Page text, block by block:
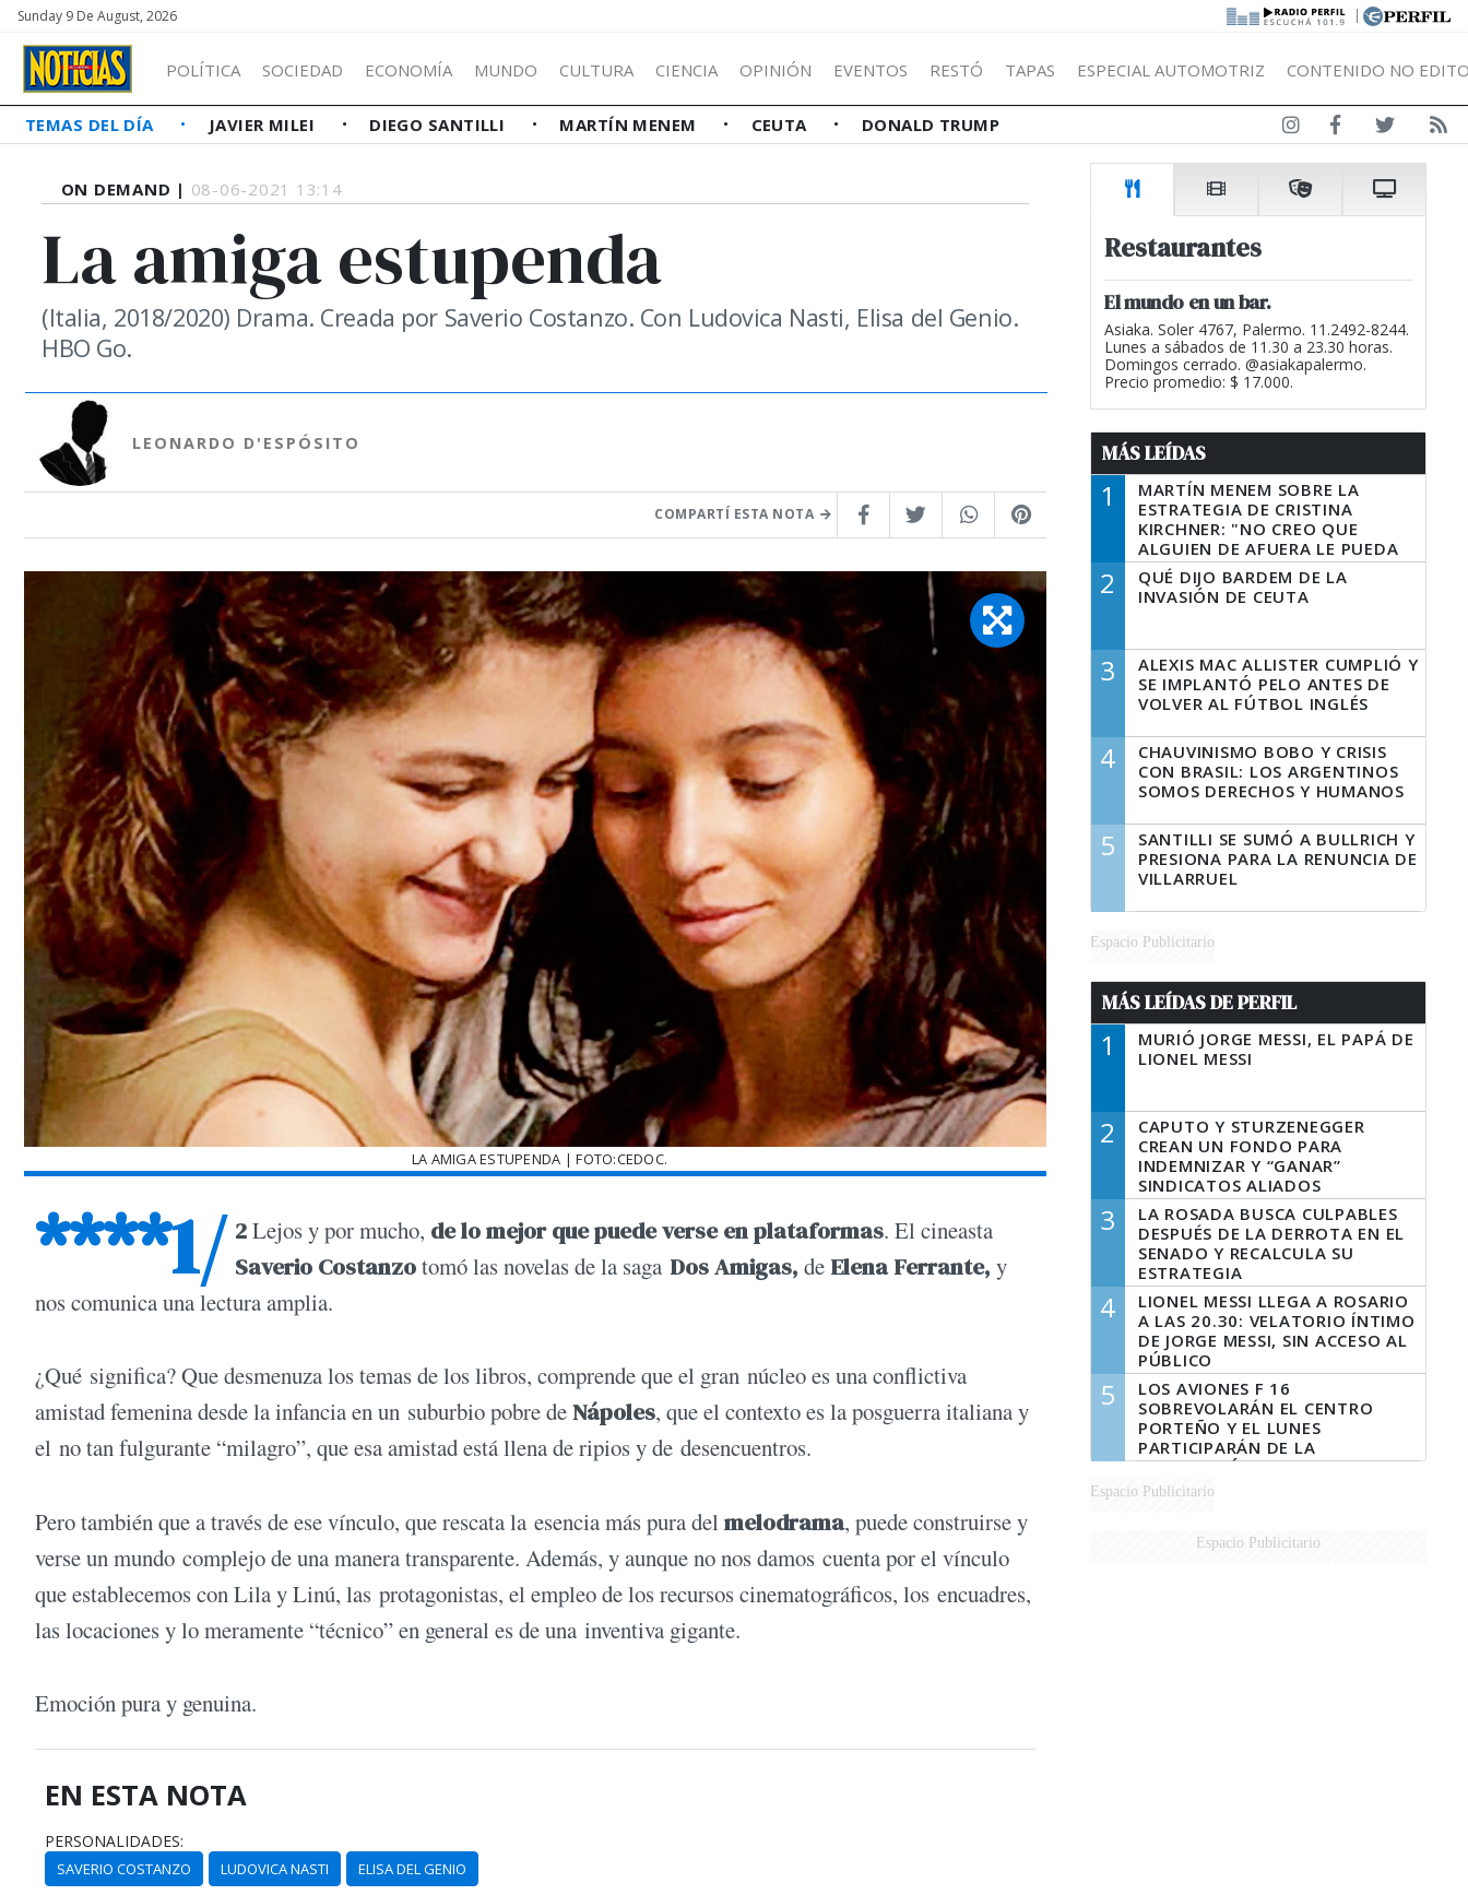
Sunday 9 De August, 2026 |
POLÍTICA SOCIEDAD ECONOMÍA MUNDO CULTURA CIENCIA OPINIÓN EVENTOS RESTÓ TAPAS ESPECIAL AUTOMOTRIZ CONTENIDO NO
TEMAS DEL DÍA JAVIER MILEI DIEGO SANTILLI MARTÍN MENEM CEUTA DONALD TRUMP
ON DEMAND | 08-06-2021 13:14
La amiga estupenda
(Italia, 2018/2020) Drama. Creada por Saverio Costanzo. Con Ludovica Nasti, Elisa del Genio.
HBO Go.
LEONARDO D'ESPÓSITO
COMPARTÍ ESTA NOTA
LA AMIGA ESTUPENDA | FOTO:CEDOC.
****1/ 2Lejos y por mucho, de lo mejor que puede verse en plataformas. El cineasta
Saverio Costanzotomó las novelas de la saga Dos Amigas, de Elena Ferrante, y
nos comunica una lectura amplia.
¿Qué significa? Que desmenuza los temas de los libros, comprende que el gran núcleo es una conflictiva
amistad femenina desde la infancia en un suburbio pobre deNápoles, que el contexto es la posguerra italiana y
el no tan fulgurante “milagro”, que esa amistad está llena de ripios y de desencuentros.
Pero también que a través de ese vínculo, que rescata la esencia más pura del melodrama, puede construirse y
verse un mundo complejo de una manera transparente. Además, y aunque no nos damos cuenta por el vínculo
que establecemos con Lila y Linú, las protagonistas, el empleo de los recursos cinematográficos, los encuadres,
las locaciones y lo meramente “técnico” en general es de una inventiva gigante.
Emoción pura y genuina.
EN ESTA NOTA
PERSONALIDADES:
SAVERIO COSTANZO LUDOVICA NASTI ELISA DEL GENIO
Restaurantes
El mundo en un bar.
Asiaka. Soler 4767, Palermo. 11.2492-8244.
Lunes a sábados de 11.30 a 23.30 horas.
Domingos cerrado. @asiakapalermo.
Precio promedio: $ 17.000.
MÁS LEÍDAS
1
MARTÍN MENEM SOBRE LA
ESTRATEGIA DE CRISTINA
KIRCHNER: "NO CREO QUE
ALGUIEN DE AFUERA LE PUEDA
DECIR A LA JUSTICIA LO QUE
TIENE QUE HACER"
2
QUÉ DIJO BARDEM DE LA
INVASIÓN DE CEUTA
3
ALEXIS MAC ALLISTER CUMPLIÓ Y
SE IMPLANTÓ PELO ANTES DE
VOLVER AL FÚTBOL INGLÉS
4
CHAUVINISMO BOBO Y CRISIS
CON BRASIL: LOS ARGENTINOS
SOMOS DERECHOS Y HUMANOS
5
SANTILLI SE SUMÓ A BULLRICH Y
PRESIONA PARA LA RENUNCIA DE
VILLARRUEL
Espacio Publicitario
MÁS LEÍDAS DE PERFIL
1
MURIÓ JORGE MESSI, EL PAPÁ DE
LIONEL MESSI
2
CAPUTO Y STURZENEGGER
CREAN UN FONDO PARA
INDEMNIZAR Y “GANAR”
SINDICATOS ALIADOS
3
LA ROSADA BUSCA CULPABLES
DESPUÉS DE LA DERROTA EN EL
SENADO Y RECALCULA SU
ESTRATEGIA
4
LIONEL MESSI LLEGA A ROSARIO
A LAS 20.30: VELATORIO ÍNTIMO
DE JORGE MESSI, SIN ACCESO AL
PÚBLICO
5
LOS AVIONES F 16
SOBREVOLARÁN EL CENTRO
PORTEÑO Y EL LUNES
PARTICIPARÁN DE LA
CELEBRACIÓN DE LA FUERZA
AÉREA
Espacio Publicitario
Espacio Publicitario